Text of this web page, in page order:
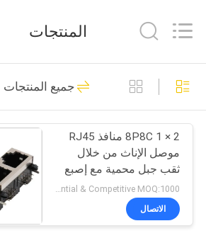
الصفحة
الرئيسية
منتجات
معلومات
Ltd..
Reserved.
ECER
RJ45 أنثى موصل
118
13
المنتجات
جميع المنتجات
8P8C 1 × 2 منافذ RJ45
موصل الإناث من خلال
ثقب جبل محمية مع إصبع
EMI
Preferential & Competitive MOQ:1000
الاتصال